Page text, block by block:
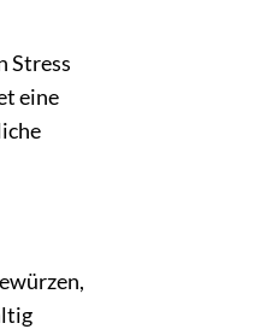
Stress
eine